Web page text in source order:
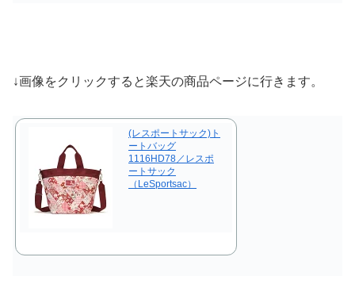
↓画像をクリックすると楽天の商品ページに行きます。
(レスポートサック)ト
ートバッグ
1116HD78／レスポ
ートサック
（LeSportsac）